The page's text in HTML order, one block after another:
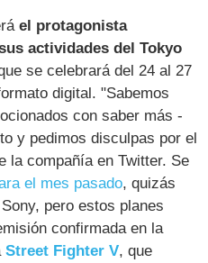
el protagonista
actividades del Tokyo
se celebrará del 24 al 27
digital. "Sabemos
con saber más -
y pedimos disculpas por el
la compañía en Twitter. Se
el mes pasado, quizás
pero estos planes
confirmada en la
Street Fighter V, que